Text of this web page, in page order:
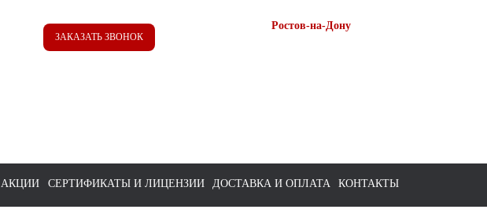
ЗАКАЗАТЬ ЗВОНОК
Ростов-на-Дону
АКЦИИ СЕРТИФИКАТЫ И ЛИЦЕНЗИИ ДОСТАВКА И ОПЛАТА КОНТАКТЫ